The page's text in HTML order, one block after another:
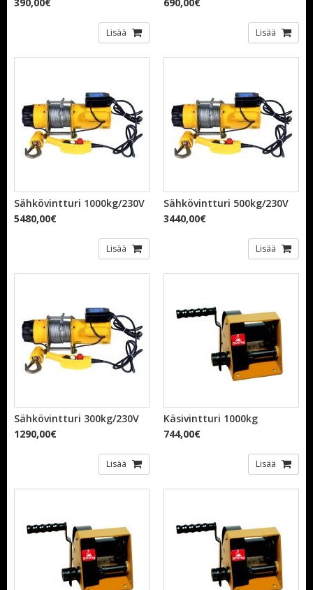
390,00€
Lisää
690,00€
Lisää
Sähkövintturi 1000kg/230V
5480,00€
Lisää
Sähkövintturi 500kg/230V
3440,00€
Lisää
Sähkövintturi 300kg/230V
1290,00€
Lisää
Käsivintturi 1000kg
744,00€
Lisää